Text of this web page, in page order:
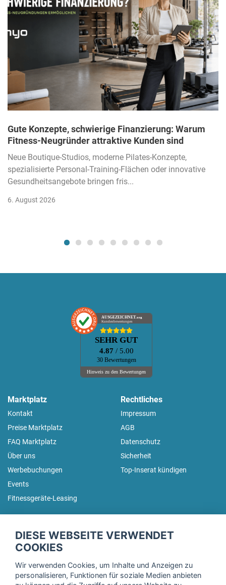
Gute Konzepte, schwierige Finanzierung: Warum
Fitness-Neugründer attraktive Kunden sind
Neue Boutique-Studios, moderne Pilates-Konzepte,
spezialisierte Personal-Training-Flächen oder innovative
Gesundheitsangebote bringen fris...
6. August 2026
AUSGEZEICHNET.org
Kundenbewertungen
SEHR GUT
4.87 / 5.00
30 Bewertungen
Hinweis zu den Bewertungen
Marktplatz
Kontakt
Preise Marktplatz
FAQ Marktplatz
Über uns
Werbebuchungen
Events
Fitnessgeräte-Leasing
Rechtliches
Impressum
AGB
Datenschutz
Sicherheit
Top-Inserat kündigen
Trage dich hier für unseren Newsletter ein und erhalte regelmäßig
DIESE WEBSEITE VERWENDET
COOKIES
Wir verwenden Cookies, um Inhalte und Anzeigen zu
personalisieren, Funktionen für soziale Medien anbieten